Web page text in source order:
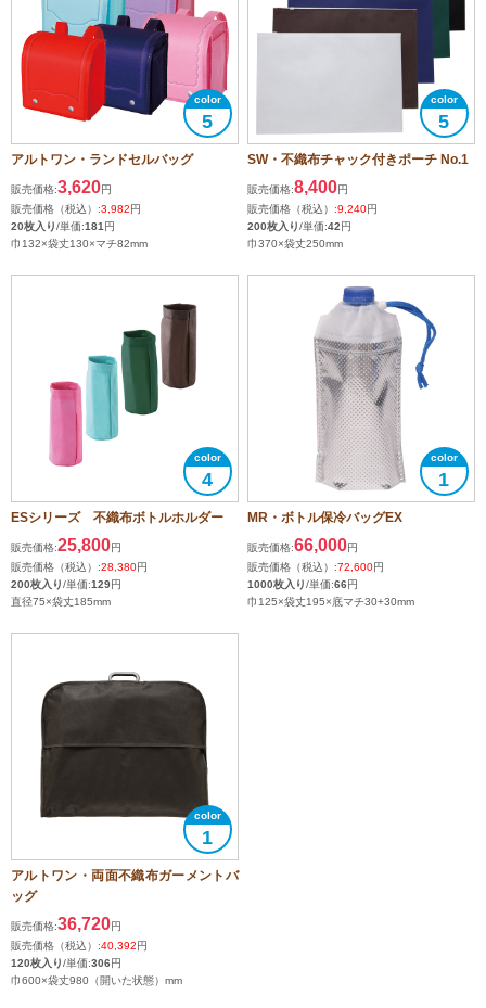
5
アルトワン・ランドセルバッグ
販売価格:3,620円
販売価格（税込）:3,982円
20枚入り/単価:181円
巾132×袋丈130×マチ82mm
5
SW・不織布チャック付きポーチ No.1
販売価格:8,400円
販売価格（税込）:9,240円
200枚入り/単価:42円
巾370×袋丈250mm
4
ESシリーズ 不織布ボトルホルダー
販売価格:25,800円
販売価格（税込）:28,380円
200枚入り/単価:129円
直径75×袋丈185mm
1
MR・ボトル保冷バッグEX
販売価格:66,000円
販売価格（税込）:72,600円
1000枚入り/単価:66円
巾125×袋丈195×底マチ30+30mm
1
アルトワン・両面不織布ガーメントバ
ッグ
販売価格:36,720円
販売価格（税込）:40,392円
120枚入り/単価:306円
巾600×袋丈980（開いた状態）mm